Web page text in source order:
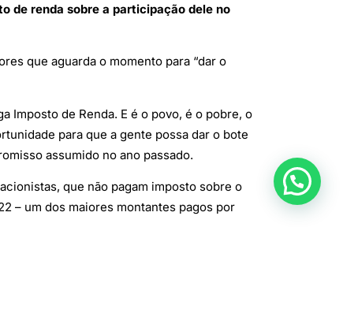
de renda sobre a participação dele no
que aguarda o momento para “dar o
Imposto de Renda. E é o povo, é o pobre, o
para que a gente possa dar o bote
assumido no ano passado.
que não pagam imposto sobre o
– um dos maiores montantes pagos por